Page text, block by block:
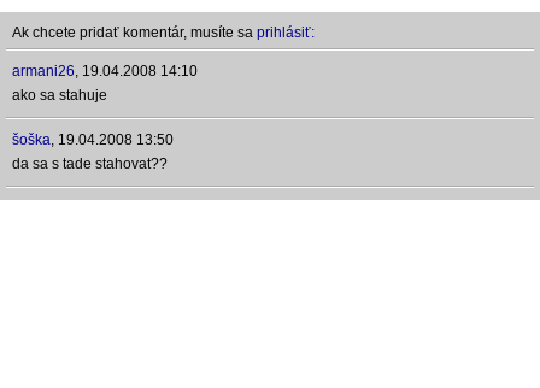
Ak chcete pridať komentár, musíte sa prihlásiť:
armani26, 19.04.2008 14:10
ako sa stahuje
šoška, 19.04.2008 13:50
da sa s tade stahovat??